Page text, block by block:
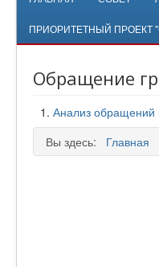
ПРИОРИТЕТНЫЙ ПРОЕКТ
Обращение
Анализ обращений
Вы здесь:
Главная